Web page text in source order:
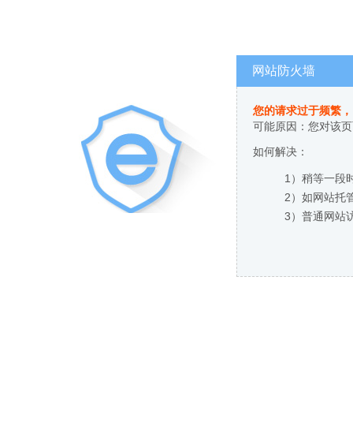
网站防火墙
您的请求过于频繁
可能原因：您对该
如何解决：
1）稍等一段
2）如网站托
3）普通网站